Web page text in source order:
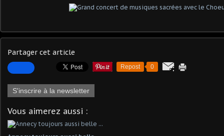
Partager cet article
Repost 0
S'inscrire à la newsletter
Vous aimerez aussi :